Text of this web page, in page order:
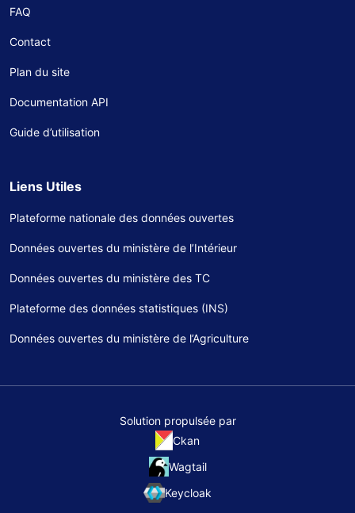
FAQ
Contact
Plan du site
Documentation API
Guide d’utilisation
Liens Utiles
Plateforme nationale des données ouvertes
Données ouvertes du ministère de l’Intérieur
Données ouvertes du ministère des TC
Plateforme des données statistiques (INS)
Données ouvertes du ministère de l’Agriculture
Solution propulsée par
Ckan
Wagtail
Keycloak